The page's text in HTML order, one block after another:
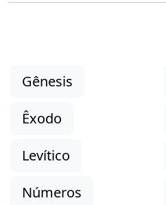
Gênesis
Êxodo
Levítico
Números